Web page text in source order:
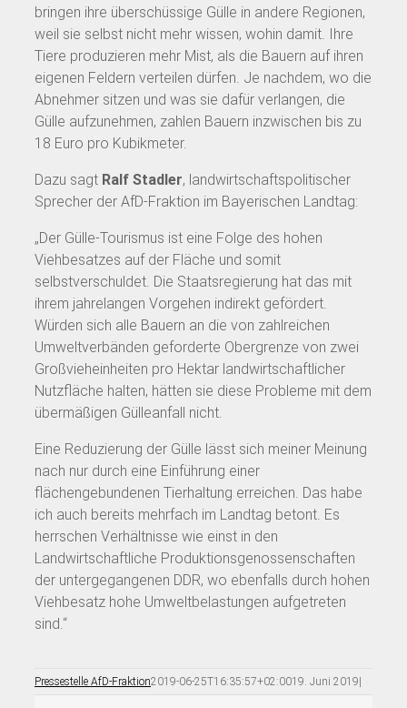
bringen ihre überschüssige Gülle in andere Regionen,
weil sie selbst nicht mehr wissen, wohin damit. Ihre
Tiere produzieren mehr Mist, als die Bauern auf ihren
eigenen Feldern verteilen dürfen. Je nachdem, wo die
Abnehmer sitzen und was sie dafür verlangen, die
Gülle aufzunehmen, zahlen Bauern inzwischen bis zu
18 Euro pro Kubikmeter.
Dazu sagt Ralf Stadler, landwirtschaftspolitischer
Sprecher der AfD-Fraktion im Bayerischen Landtag:
„Der Gülle-Tourismus ist eine Folge des hohen
Viehbesatzes auf der Fläche und somit
selbstverschuldet. Die Staatsregierung hat das mit
ihrem jahrelangen Vorgehen indirekt gefördert.
Würden sich alle Bauern an die von zahlreichen
Umweltverbänden geforderte Obergrenze von zwei
Großvieheinheiten pro Hektar landwirtschaftlicher
Nutzfläche halten, hätten sie diese Probleme mit dem
übermäßigen Gülleanfall nicht.
Eine Reduzierung der Gülle lässt sich meiner Meinung
nach nur durch eine Einführung einer
flächengebundenen Tierhaltung erreichen. Das habe
ich auch bereits mehrfach im Landtag betont. Es
herrschen Verhältnisse wie einst in den
Landwirtschaftliche Produktionsgenossenschaften
der untergegangenen DDR, wo ebenfalls durch hohen
Viehbesatz hohe Umweltbelastungen aufgetreten
sind.“
Pressestelle AfD-Fraktion2019-06-25T16:35:57+02:0019. Juni 2019|